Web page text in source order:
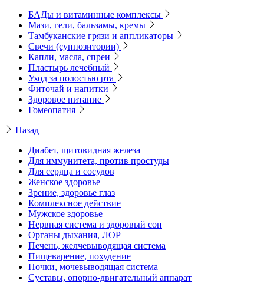
БАДы и витаминные комплексы
Мази, гели, бальзамы, кремы
Тамбуканские грязи и аппликаторы
Свечи (суппозитории)
Капли, масла, спреи
Пластырь лечебный
Уход за полостью рта
Фиточай и напитки
Здоровое питание
Гомеопатия
Назад
Диабет, щитовидная железа
Для иммунитета, против простуды
Для сердца и сосудов
Женское здоровье
Зрение, здоровье глаз
Комплексное действие
Мужское здоровье
Нервная система и здоровый сон
Органы дыхания, ЛОР
Печень, желчевыводящая система
Пищеварение, похудение
Почки, мочевыводящая система
Суставы, опорно-двигательный аппарат